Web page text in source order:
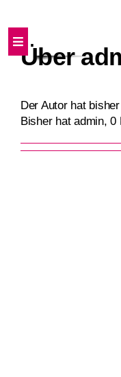
springen
Toggle
Navigation
Über
Der Autor hat
Bisher hat admin, 0